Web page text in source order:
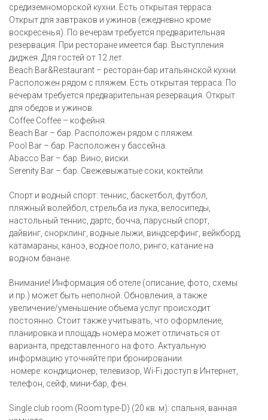
средиземноморской кухни. Есть открытая терраса.
Открыт для завтраков и ужинов (ежедневно кроме
воскресенья). По вечерам требуется предварительная
резервация. При ресторане имеется бар. Выступления
диджея. Для гостей от 12 лет.
Beach Bar&Restaurant – ресторан-бар итальянской кухни.
Расположен рядом с пляжем. Есть открытая терраса. По
вечерам требуется предварительная резервация. Открыт
для обедов и ужинов.
Coffee Coffee – кофейня.
Beach Bar – бар. Расположен рядом с пляжем.
Pool Bar – бар. Расположен у бассейна.
Abacco Bar – бар. Вино, виски.
Serenity Bar – бар. Свежевыжатые соки, коктейли.
Спорт и водный спорт: теннис, баскетбол, футбол,
пляжный волейбол, стрельба из лука, велосипеды,
настольный теннис, дартс, бочча, парусный спорт,
дайвинг, снорклинг, водные лыжи, виндсерфинг, вейкборд,
катамараны, каноэ, водное поло, ринго, катание на
водном банане.
Внимание! Информация об отеле (описание, фото, схемы
и пр.) может быть неполной. Обновления, а также
увеличение/уменьшение объема услуг происходит
постоянно. Стоит также учитывать, что оформление,
планировка и площадь номера может отличаться от
варианта, представленного на фото. Актуальную
информацию уточняйте при бронировании.
номере: кондиционер, телевизор, Wi-Fi доступ в Интернет,
телефон, сейф, мини-бар, фен.
Single club room (Room type-D) (20 кв. м): спальня, ванная